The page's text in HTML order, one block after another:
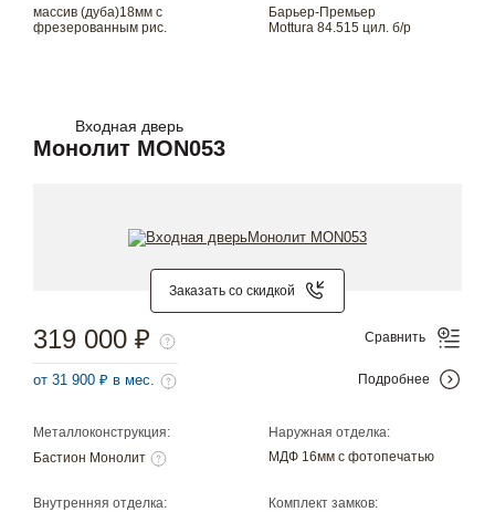
массив (дуба)18мм с
фрезерованным рис.
Барьер-Премьер
Mottura 84.515 цил. б/р
Входная дверь
Монолит MON053
Заказать со скидкой
Металлоконструкция:
Бастион Монолит
Наружная отделка:
МДФ 16мм с фотопечатью
Внутренняя отделка:
Комплект замков:
319 000 ₽
от 31 900 ₽ в мес.
Сравнить
Подробнее